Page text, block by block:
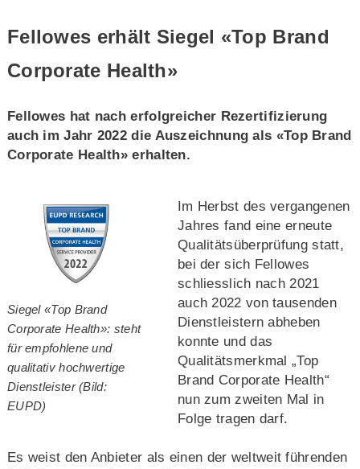
Fellowes erhält Siegel «Top Brand
Corporate Health»
Fellowes hat nach erfolgreicher Rezertifizierung
auch im Jahr 2022 die Auszeichnung als «Top Brand
Corporate Health» erhalten.
Siegel «Top Brand
Corporate Health»: steht
für empfohlene und
qualitativ hochwertige
Dienstleister (Bild:
EUPD)
Im Herbst des vergangenen
Jahres fand eine erneute
Qualitätsüberprüfung statt,
bei der sich Fellowes
schliesslich nach 2021
auch 2022 von tausenden
Dienstleistern abheben
konnte und das
Qualitätsmerkmal „Top
Brand Corporate Health“
nun zum zweiten Mal in
Folge tragen darf.
Es weist den Anbieter als einen der weltweit führenden